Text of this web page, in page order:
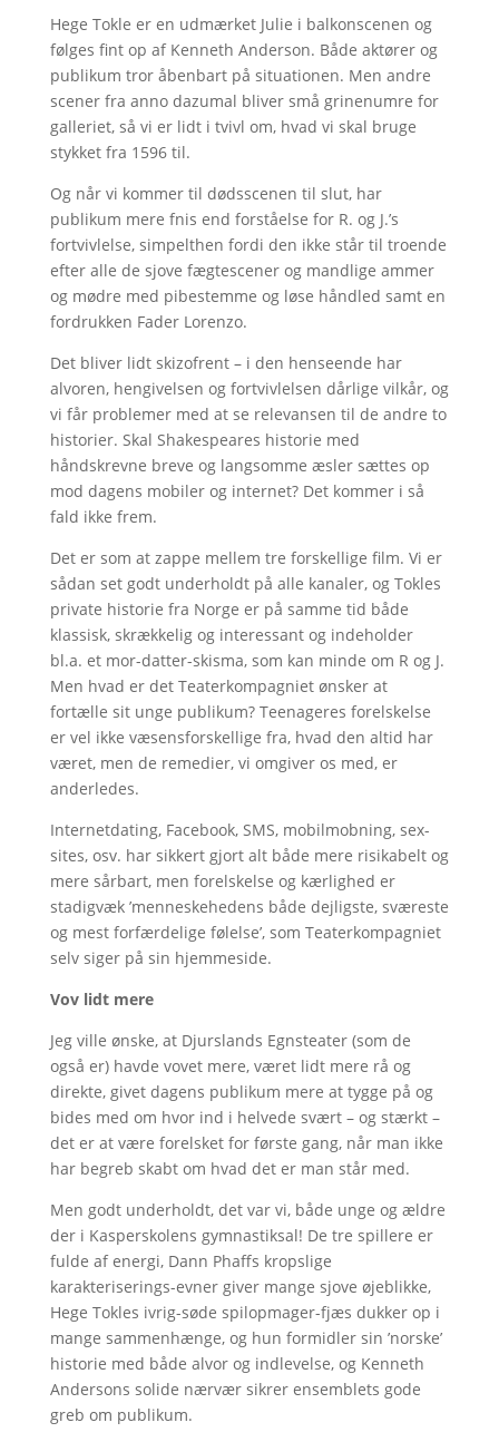
Hege Tokle er en udmærket Julie i balkonscenen og
følges fint op af Kenneth Anderson. Både aktører og
publikum tror åbenbart på situationen. Men andre
scener fra anno dazumal bliver små grinenumre for
galleriet, så vi er lidt i tvivl om, hvad vi skal bruge
stykket fra 1596 til.
Og når vi kommer til dødsscenen til slut, har
publikum mere fnis end forståelse for R. og J.’s
fortvivlelse, simpelthen fordi den ikke står til troende
efter alle de sjove fægtescener og mandlige ammer
og mødre med pibestemme og løse håndled samt en
fordrukken Fader Lorenzo.
Det bliver lidt skizofrent – i den henseende har
alvoren, hengivelsen og fortvivlelsen dårlige vilkår, og
vi får problemer med at se relevansen til de andre to
historier. Skal Shakespeares historie med
håndskrevne breve og langsomme æsler sættes op
mod dagens mobiler og internet? Det kommer i så
fald ikke frem.
Det er som at zappe mellem tre forskellige film. Vi er
sådan set godt underholdt på alle kanaler, og Tokles
private historie fra Norge er på samme tid både
klassisk, skrækkelig og interessant og indeholder
bl.a. et mor-datter-skisma, som kan minde om R og J.
Men hvad er det Teaterkompagniet ønsker at
fortælle sit unge publikum? Teenageres forelskelse
er vel ikke væsensforskellige fra, hvad den altid har
været, men de remedier, vi omgiver os med, er
anderledes.
Internetdating, Facebook, SMS, mobilmobning, sex-
sites, osv. har sikkert gjort alt både mere risikabelt og
mere sårbart, men forelskelse og kærlighed er
stadigvæk ’menneskehedens både dejligste, sværeste
og mest forfærdelige følelse’, som Teaterkompagniet
selv siger på sin hjemmeside.
Vov lidt mere
Jeg ville ønske, at Djurslands Egnsteater (som de
også er) havde vovet mere, været lidt mere rå og
direkte, givet dagens publikum mere at tygge på og
bides med om hvor ind i helvede svært – og stærkt –
det er at være forelsket for første gang, når man ikke
har begreb skabt om hvad det er man står med.
Men godt underholdt, det var vi, både unge og ældre
der i Kasperskolens gymnastiksal! De tre spillere er
fulde af energi, Dann Phaffs kropslige
karakteriserings-evner giver mange sjove øjeblikke,
Hege Tokles ivrig-søde spilopmager-fjæs dukker op i
mange sammenhænge, og hun formidler sin ’norske’
historie med både alvor og indlevelse, og Kenneth
Andersons solide nærvær sikrer ensemblets gode
greb om publikum.